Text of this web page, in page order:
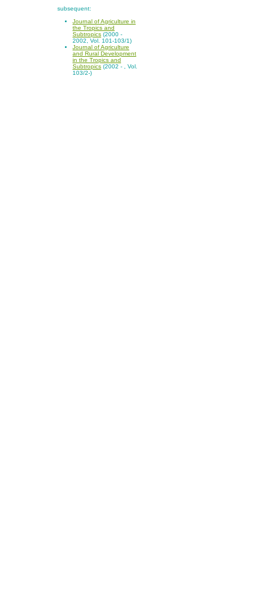
subsequent:
Journal of Agriculture in
the Tropics and
Subtropics (2000 -
2002, Vol. 101-103/1)
Journal of Agriculture
and Rural Development
in the Tropics and
Subtropics (2002 - , Vol.
103/2-)